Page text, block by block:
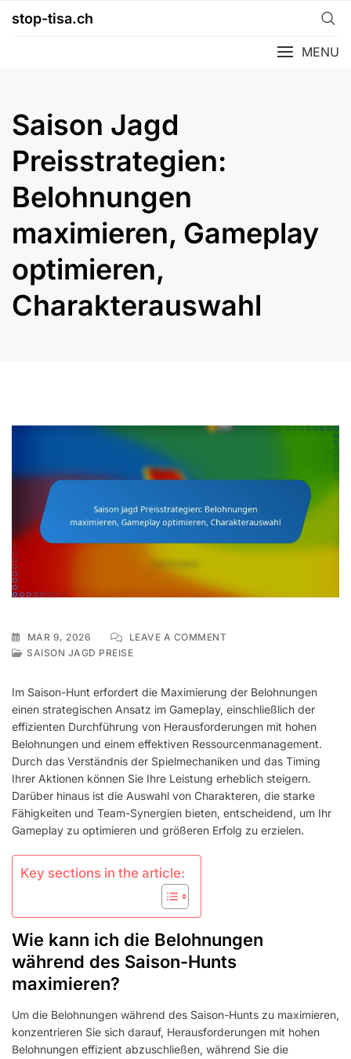
stop-tisa.ch
MENU
Saison Jagd
Preisstrategien:
Belohnungen
maximieren, Gameplay
optimieren,
Charakterauswahl
MAR 9, 2026 LEAVE A COMMENTON
BELOHNUNGEN
MAXIMIEREN,
GAMEPLAY
OPTIMIEREN,
CHARAKTERAUSWAHL
SAISON JAGD PREISE
Im Saison-Hunt erfordert die Maximierung der Belohnungen
einen strategischen Ansatz im Gameplay, einschließlich der
effizienten Durchführung von Herausforderungen mit hohen
Belohnungen und einem effektiven Ressourcenmanagement.
Durch das Verständnis der Spielmechaniken und das Timing
Ihrer Aktionen können Sie Ihre Leistung erheblich steigern.
Darüber hinaus ist die Auswahl von Charakteren, die starke
Fähigkeiten und Team-Synergien bieten, entscheidend, um Ihr
Gameplay zu optimieren und größeren Erfolg zu erzielen.
Key sections in the article:
Wie kann ich die Belohnungen
während des Saison-Hunts
maximieren?
Um die Belohnungen während des Saison-Hunts zu maximieren,
konzentrieren Sie sich darauf, Herausforderungen mit hohen
Belohnungen effizient abzuschließen, während Sie die